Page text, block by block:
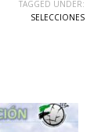
TAGGED UNDER:
SELECCIONES